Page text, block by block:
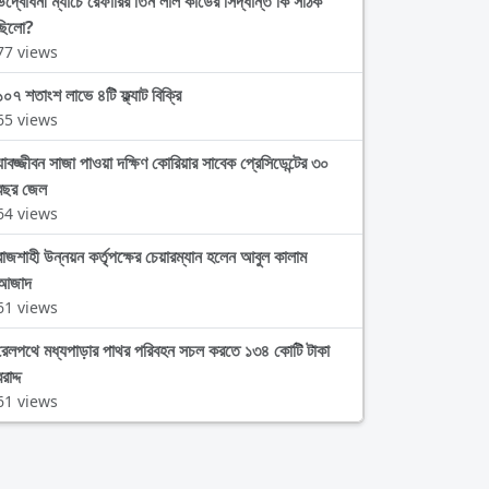
views
শতাংশ লাভে ৪টি ফ্ল্যাট বিক্রি
views
সাজা পাওয়া দক্ষিণ কোরিয়ার সাবেক প্রেসিডেন্টের ৩০
জেল
views
উন্নয়ন কর্তৃপক্ষের চেয়ারম্যান হলেন আবুল কালাম
views
মধ্যপাড়ার পাথর পরিবহন সচল করতে ১৩৪ কোটি টাকা
views